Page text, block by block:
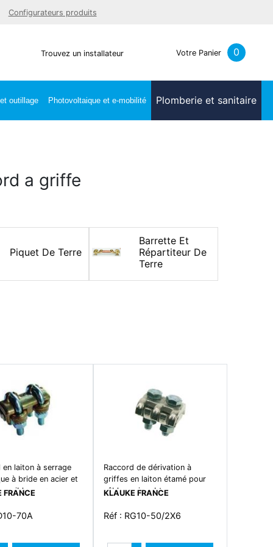
Configurateurs produits
Trouvez un installateur Votre Panier 0
outillage Photovoltaique et e-mobilité Plomberie et sanitaire
a griffe
Piquet De Terre
Barrette Et
Répartiteur De
Terre
en laiton à serrage
à bride en acier et
pour
section totale mini
FRANCE
70A
Raccord de dérivation à
griffes en laiton étamé pour
câbles cuivre bt.
câbles à la terre. section :
KLAUKE FRANCE
Réf : RG10-50/2X6